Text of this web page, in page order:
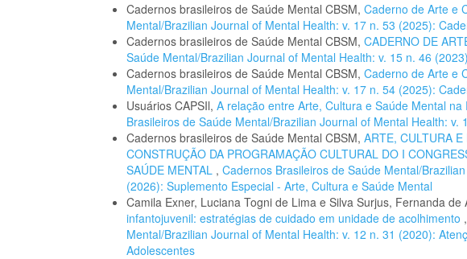
Cadernos brasileiros de Saúde Mental CBSM, Caderno de Arte e
Mental/Brazilian Journal of Mental Health: v. 17 n. 53 (2025):
Cadernos brasileiros de Saúde Mental CBSM, CADERNO DE
Saúde Mental/Brazilian Journal of Mental Health: v. 15 n. 46
Cadernos brasileiros de Saúde Mental CBSM, Caderno de Arte e
Mental/Brazilian Journal of Mental Health: v. 17 n. 54 (2025):
Usuários CAPSIl, A relação entre Arte, Cultura e Saúde Mental na
Brasileiros de Saúde Mental/Brazilian Journal of Mental Health: v.
Cadernos brasileiros de Saúde Mental CBSM, ARTE, CULTURA
CONSTRUÇÃO DA PROGRAMAÇÃO CULTURAL DO I
SAÚDE MENTAL , Cadernos Brasileiros de Saúde Mental/
(2026): Suplemento Especial - Arte, Cultura e Saúde Mental
Camila Exner, Luciana Togni de Lima e Silva Surjus, Fernanda de
infantojuvenil: estratégias de cuidado em unidade de acolhimento ,
Mental/Brazilian Journal of Mental Health: v. 12 n. 31 (2020):
Adolescentes